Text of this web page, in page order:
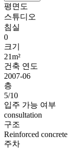
평면도
스튜디오
침실
0
크기
21m²
건축 연도
2007-06
층
5/10
입주 가능 여부
consultation
구조
Reinforced concrete
주차